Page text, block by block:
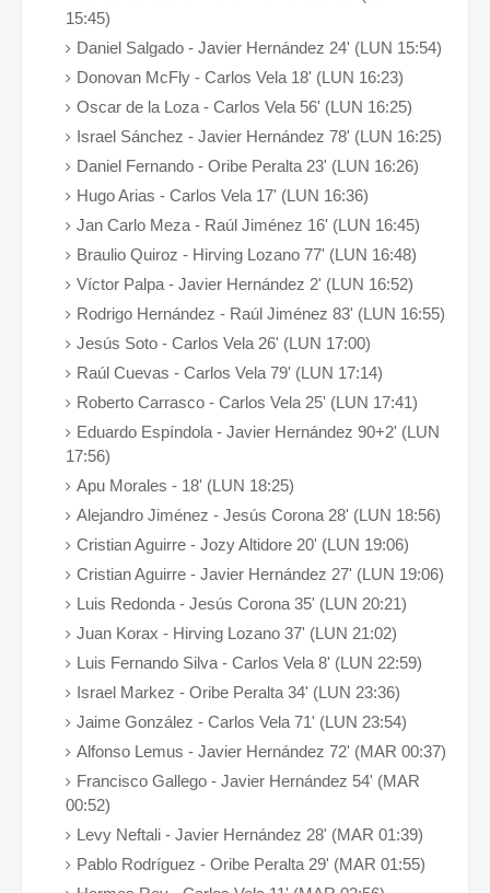
15:45)
Daniel Salgado - Javier Hernández 24' (LUN 15:54)
Donovan McFly - Carlos Vela 18' (LUN 16:23)
Oscar de la Loza - Carlos Vela 56' (LUN 16:25)
Israel Sánchez - Javier Hernández 78' (LUN 16:25)
Daniel Fernando - Oribe Peralta 23' (LUN 16:26)
Hugo Arias - Carlos Vela 17' (LUN 16:36)
Jan Carlo Meza - Raúl Jiménez 16' (LUN 16:45)
Braulio Quiroz - Hirving Lozano 77' (LUN 16:48)
Víctor Palpa - Javier Hernández 2' (LUN 16:52)
Rodrigo Hernández - Raúl Jiménez 83' (LUN 16:55)
Jesús Soto - Carlos Vela 26' (LUN 17:00)
Raúl Cuevas - Carlos Vela 79' (LUN 17:14)
Roberto Carrasco - Carlos Vela 25' (LUN 17:41)
Eduardo Espíndola - Javier Hernández 90+2' (LUN
17:56)
Apu Morales - 18' (LUN 18:25)
Alejandro Jiménez - Jesús Corona 28' (LUN 18:56)
Cristian Aguirre - Jozy Altidore 20' (LUN 19:06)
Cristian Aguirre - Javier Hernández 27' (LUN 19:06)
Luis Redonda - Jesús Corona 35' (LUN 20:21)
Juan Korax - Hirving Lozano 37' (LUN 21:02)
Luis Fernando Silva - Carlos Vela 8' (LUN 22:59)
Israel Markez - Oribe Peralta 34' (LUN 23:36)
Jaime González - Carlos Vela 71' (LUN 23:54)
Alfonso Lemus - Javier Hernández 72' (MAR 00:37)
Francisco Gallego - Javier Hernández 54' (MAR
00:52)
Levy Neftali - Javier Hernández 28' (MAR 01:39)
Pablo Rodríguez - Oribe Peralta 29' (MAR 01:55)